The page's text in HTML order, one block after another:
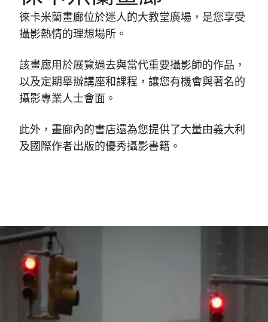
徠卡米蘭畫廊位於迷人的大教堂廣場，是您享受
攝影熱情的理想場所。
該畫廊用於展覽過去與當代重要攝影師的作品，
以及定期舉辦講座和課程，讓您有機會與著名的
攝影專業人士會面。
此外，畫廊內的書店還為您提供了大量由義大利
及國際作者出版的優秀攝影書籍。